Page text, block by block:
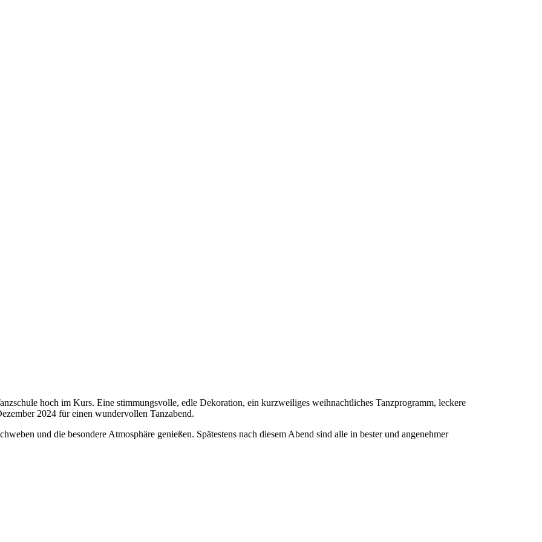
hoch im Kurs. Eine stimmungsvolle, edle Dekoration, ein kurzweiliges weihnachtliches Tanzprogramm, leckere
2024 für einen wundervollen Tanzabend.
und die besondere Atmosphäre genießen. Spätestens nach diesem Abend sind alle in bester und angenehmer